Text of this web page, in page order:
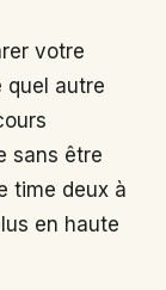
votre
quel autre
sans être
time deux à
en haute